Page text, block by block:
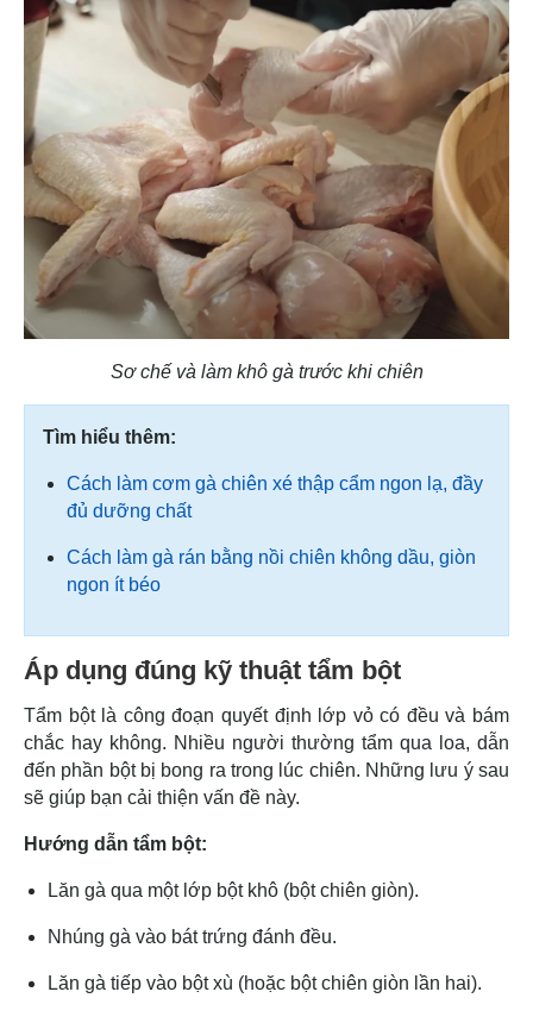
Sơ chế và làm khô gà trước khi chiên
Tìm hiểu thêm:
Cách làm cơm gà chiên xé thập cẩm ngon lạ, đầy
đủ dưỡng chất
Cách làm gà rán bằng nồi chiên không dầu, giòn
ngon ít béo
Áp dụng đúng kỹ thuật tẩm bột
Tẩm bột là công đoạn quyết định lớp vỏ có đều và bám
chắc hay không. Nhiều người thường tẩm qua loa, dẫn
đến phần bột bị bong ra trong lúc chiên. Những lưu ý sau
sẽ giúp bạn cải thiện vấn đề này.
Hướng dẫn tẩm bột:
Lăn gà qua một lớp bột khô (bột chiên giòn).
Nhúng gà vào bát trứng đánh đều.
Lăn gà tiếp vào bột xù (hoặc bột chiên giòn lần hai).